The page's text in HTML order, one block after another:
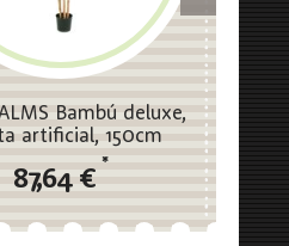
Bambú deluxe,
artificial, 150cm
87,64 €
*